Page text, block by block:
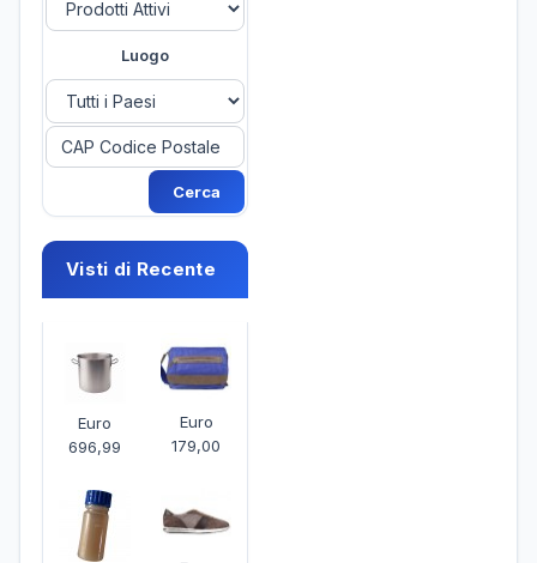
Luogo
Visti di Recente
Euro
696,99
Euro
179,00